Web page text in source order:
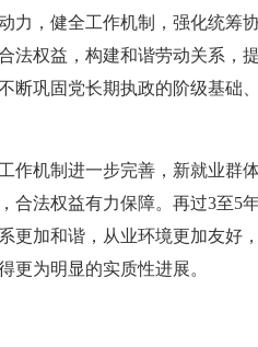
力，健全工作机制，强化统筹
法权益，构建和谐劳动关系，
断巩固党长期执政的阶级基础
机制进一步完善，新就业群
合法权益有力保障。再过3至5
更加和谐，从业环境更加友好
更为明显的实质性进展。